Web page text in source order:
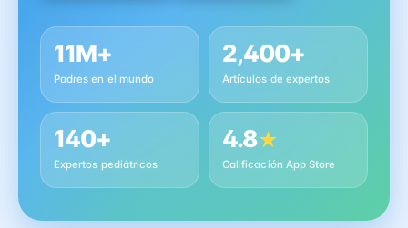
11M+
Padres en el mundo
2,400+
Artículos de expertos
140+
Expertos pediátricos
4.8★
Calificación App Store